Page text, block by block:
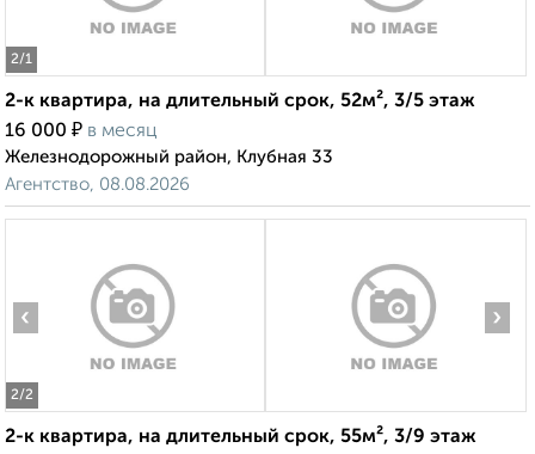
2/1
2-к квартира, на длительный срок, 52м², 3/5 этаж
16 000 ₽ в месяц
Железнодорожный район, Клубная 33
Агентство, 08.08.2026
2/2
‹ ›
2-к квартира, на длительный срок, 55м², 3/9 этаж